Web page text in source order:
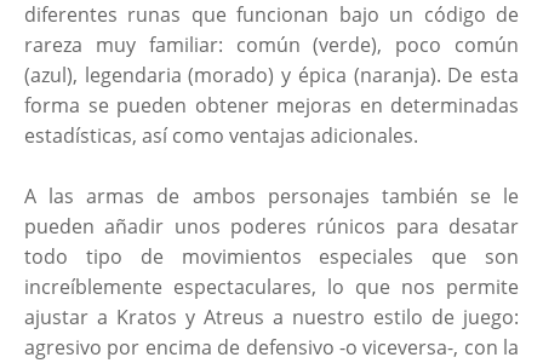
diferentes runas que funcionan bajo un código de
rareza muy familiar: común (verde), poco común
(azul), legendaria (morado) y épica (naranja). De esta
forma se pueden obtener mejoras en determinadas
estadísticas, así como ventajas adicionales.
A las armas de ambos personajes también se le
pueden añadir unos poderes rúnicos para desatar
todo tipo de movimientos especiales que son
increíblemente espectaculares, lo que nos permite
ajustar a Kratos y Atreus a nuestro estilo de juego:
agresivo por encima de defensivo -o viceversa-, con la